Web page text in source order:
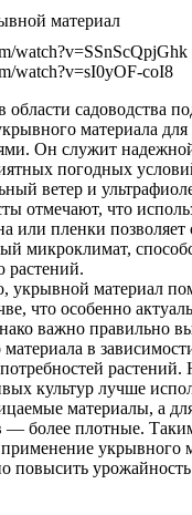
watch?v=SSnScQpjGhk
watch?v=sI0yOF-coI8
области садоводства
материала
Он служит
погодных
ветер и
отмечают, что
или пленки позволяет
микроклимат,
растений.
укрывной материал
что особенно
важно правильно
в
растений.
культур лучше
материалы, а
— более плотные.
укрывного
повысить